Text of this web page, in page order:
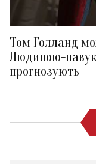
Том Голланд
Людиною-
прогнозують